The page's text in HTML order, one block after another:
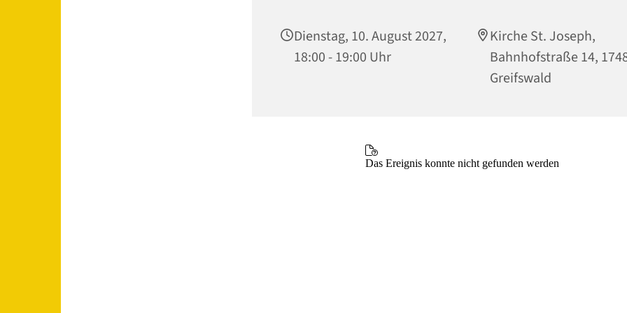
Dienstag, 10. August 2027,
18:00 - 19:00 Uhr
Kirche St. Joseph,
Bahnhofstraße 14,
Greifswald